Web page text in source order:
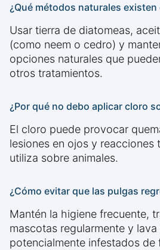
¿Qué métodos naturales
Usar tierra de diatomeas,
(como neem o cedro) y
opciones naturales que
otros tratamientos.
¿Por qué no debo aplicar cloro
El cloro puede provocar
lesiones en ojos y reacciones
utiliza sobre animales.
¿Cómo evitar que las pulgas
Mantén la higiene frecuente,
mascotas regularmente y
potencialmente infestados de